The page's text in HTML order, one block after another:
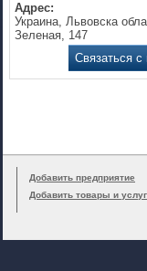
Адрес:
Украина, Львовска
Зеленая, 147
Связаться с
Добавить предприятие
Добавить товары и